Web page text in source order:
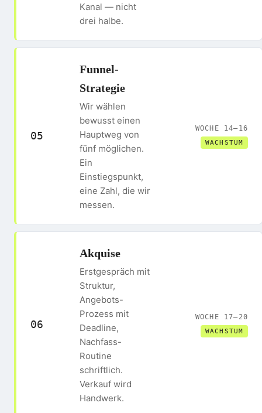
Kanal — nicht
drei halbe.
05
Funnel-
Strategie
Wir wählen
bewusst einen
Hauptweg von
fünf möglichen.
Ein
Einstiegspunkt,
eine Zahl, die wir
messen.
WOCHE 14–16
WACHSTUM
06
Akquise
Erstgespräch mit
Struktur,
Angebots-
Prozess mit
Deadline,
Nachfass-
Routine
schriftlich.
Verkauf wird
Handwerk.
WOCHE 17–20
WACHSTUM